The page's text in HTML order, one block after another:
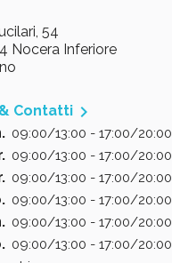
54
Nocera Inferiore
Contatti 
09:00/13:00 - 17:00/20:00
09:00/13:00 - 17:00/20:00
09:00/13:00 - 17:00/20:00
09:00/13:00 - 17:00/20:00
09:00/13:00 - 17:00/20:00
09:00/13:00 - 17:00/20:00